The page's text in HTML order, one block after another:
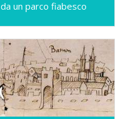
da un parco fiabesco